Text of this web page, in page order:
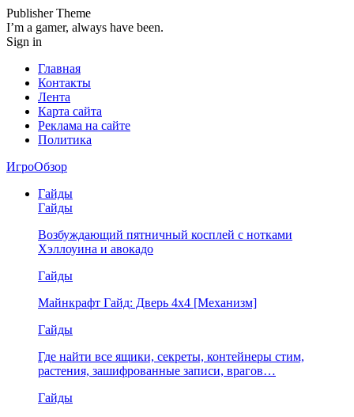
Publisher Theme
I’m a gamer, always have been.
Sign in
Главная
Контакты
Лента
Карта сайта
Реклама на сайте
Политика
ИгроОбзор
Гайды
Гайды
Возбуждающий пятничный косплей с нотками
Хэллоуина и авокадо
Гайды
Майнкрафт Гайд: Дверь 4х4 [Механизм]
Гайды
Где найти все ящики, секреты, контейнеры стим,
растения, зашифрованные записи, врагов…
Гайды